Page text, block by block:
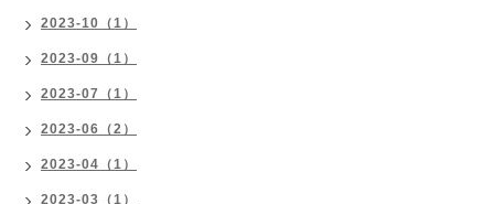
2023-10（1）
2023-09（1）
2023-07（1）
2023-06（2）
2023-04（1）
2023-03（1）